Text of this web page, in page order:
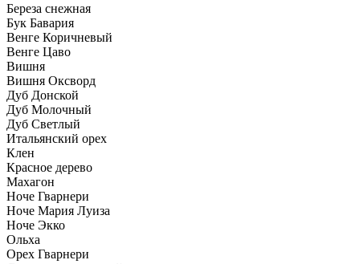
Береза снежная
Бук Бавария
Венге Коричневый
Венге Цаво
Вишня
Вишня Оксворд
Дуб Донской
Дуб Молочный
Дуб Светлый
Итальянский орех
Клен
Красное дерево
Махагон
Ноче Гварнери
Ноче Мария Луиза
Ноче Экко
Ольха
Орех Гварнери